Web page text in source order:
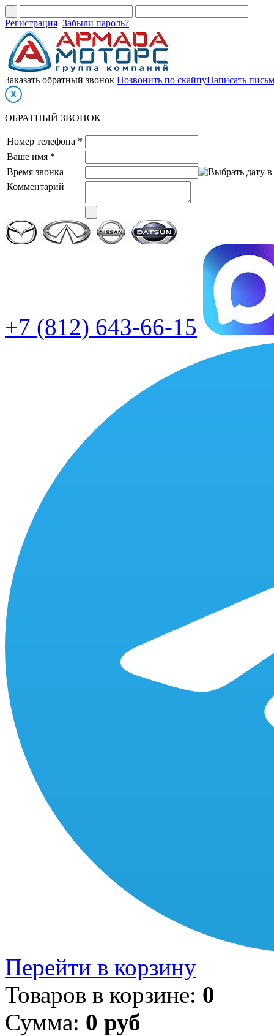
Регистрация Забыли пароль?
Заказать обратный звонок Позвонить по скайпуНаписать
ОБРАТНЫЙ ЗВОНОК
Номер телефона *
Ваше имя *
Время звонка
Комментарий
+7 (812) 643-66-15
Перейти в корзину
Товаров в корзине: 0
Сумма: 0 руб